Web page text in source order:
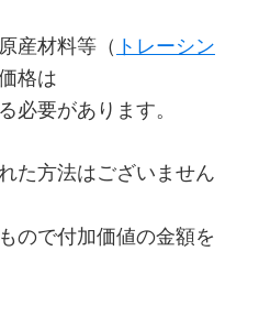
産材料等（ トレーシン
格は
必要があります。
た方法はございません
ので付加価値の金額を